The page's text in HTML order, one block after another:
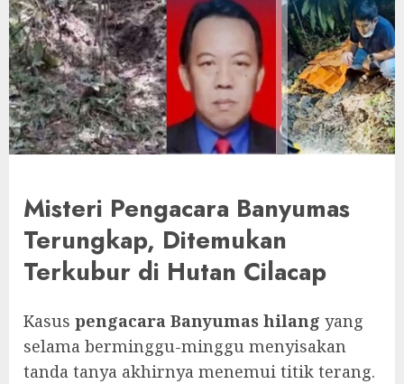
Misteri Pengacara Banyumas
Terungkap, Ditemukan
Terkubur di Hutan Cilacap
Kasus pengacara Banyumas hilang yang
selama berminggu-minggu menyisakan
tanda tanya akhirnya menemui titik terang.